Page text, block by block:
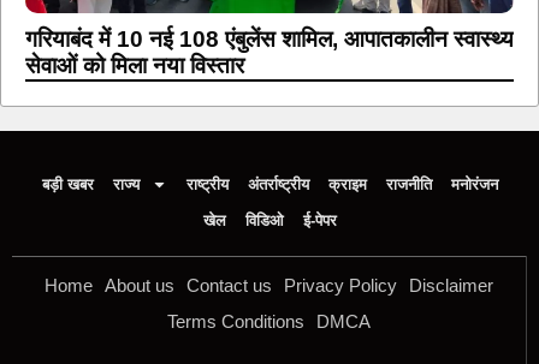
गरियाबंद में 10 नई 108 एंबुलेंस शामिल, आपातकालीन स्वास्थ्य
सेवाओं को मिला नया विस्तार
बड़ी खबर राज्य राष्ट्रीय अंतर्राष्ट्रीय क्राइम राजनीति
मनोरंजन
खेल
विडिओ ई-पेपर
Home About us Contact us Privacy Policy
Disclaimer
Terms Conditions
DMCA